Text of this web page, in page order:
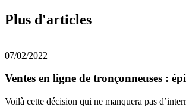
Plus d'articles
07/02/2022
Ventes en ligne de tronçonneuses :
Voilà cette décision qui ne manquera pas